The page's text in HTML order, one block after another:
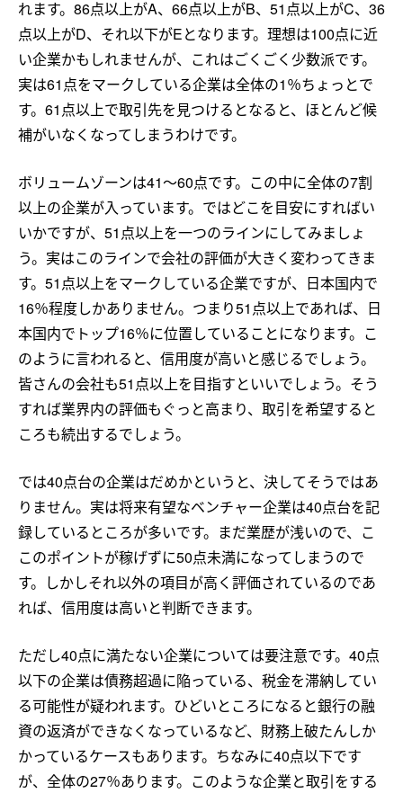
れます。86点以上がA、66点以上がB、51点以上がC、36
点以上がD、それ以下がEとなります。理想は100点に近
い企業かもしれませんが、これはごくごく少数派です。
実は61点をマークしている企業は全体の1％ちょっとで
す。61点以上で取引先を見つけるとなると、ほとんど候
補がいなくなってしまうわけです。
ボリュームゾーンは41～60点です。この中に全体の7割
以上の企業が入っています。ではどこを目安にすればい
いかですが、51点以上を一つのラインにしてみましょ
う。実はこのラインで会社の評価が大きく変わってきま
す。51点以上をマークしている企業ですが、日本国内で
16％程度しかありません。つまり51点以上であれば、日
本国内でトップ16％に位置していることになります。こ
のように言われると、信用度が高いと感じるでしょう。
皆さんの会社も51点以上を目指すといいでしょう。そう
すれば業界内の評価もぐっと高まり、取引を希望すると
ころも続出するでしょう。
では40点台の企業はだめかというと、決してそうではあ
りません。実は将来有望なベンチャー企業は40点台を記
録しているところが多いです。まだ業歴が浅いので、こ
このポイントが稼げずに50点未満になってしまうので
す。しかしそれ以外の項目が高く評価されているのであ
れば、信用度は高いと判断できます。
ただし40点に満たない企業については要注意です。40点
以下の企業は債務超過に陥っている、税金を滞納してい
る可能性が疑われます。ひどいところになると銀行の融
資の返済ができなくなっているなど、財務上破たんしか
かっているケースもあります。ちなみに40点以下です
が、全体の27％あります。このような企業と取引をする